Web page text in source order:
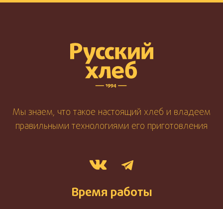
Мы знаем, что такое настоящий хлеб и владеем
правильными технологиями его приготовления
Время работы